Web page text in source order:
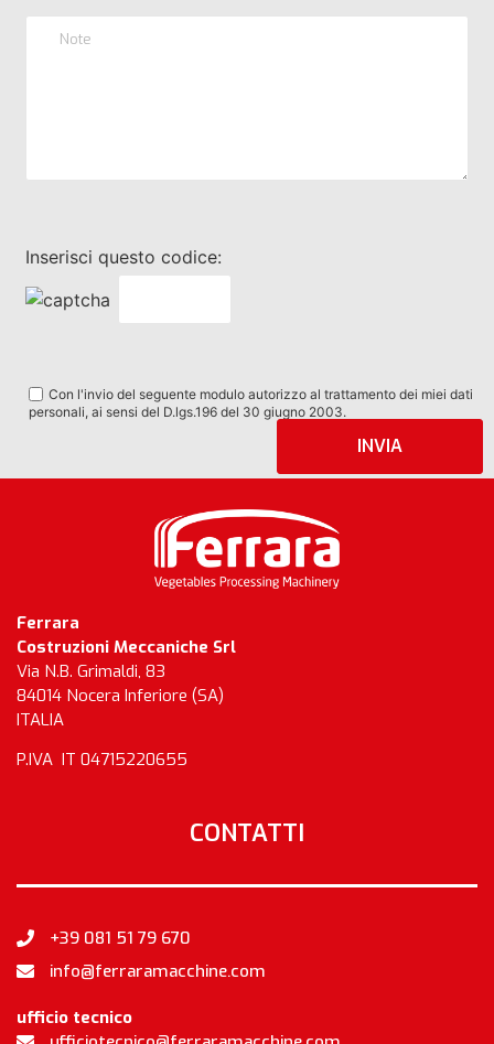
Inserisci questo codice:
Con l'invio del seguente modulo autorizzo al trattamento dei miei dati
personali, ai sensi del D.lgs.196 del 30 giugno 2003.
Ferrara
Costruzioni Meccaniche Srl
Via N.B. Grimaldi, 83
84014 Nocera Inferiore (SA)
ITALIA
P.IVA IT 04715220655
CONTATTI
+39 081 51 79 670
info@ferraramacchine.com
ufficio tecnico